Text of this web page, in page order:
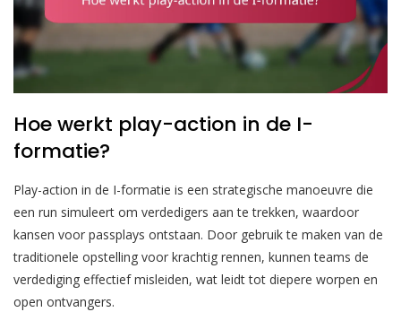
Hoe werkt play-action in de I-
formatie?
Play-action in de I-formatie is een strategische manoeuvre die
een run simuleert om verdedigers aan te trekken, waardoor
kansen voor passplays ontstaan. Door gebruik te maken van de
traditionele opstelling voor krachtig rennen, kunnen teams de
verdediging effectief misleiden, wat leidt tot diepere worpen en
open ontvangers.